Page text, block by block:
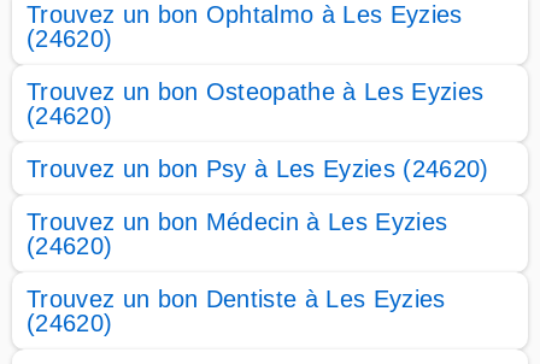
Trouvez un bon Ophtalmo à Les Eyzies
(24620)
Trouvez un bon Osteopathe à Les Eyzies
(24620)
Trouvez un bon Psy à Les Eyzies (24620)
Trouvez un bon Médecin à Les Eyzies
(24620)
Trouvez un bon Dentiste à Les Eyzies
(24620)